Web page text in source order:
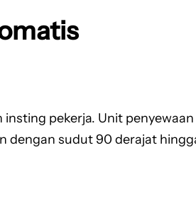
pekerja. Unit
sudut 90 derajat